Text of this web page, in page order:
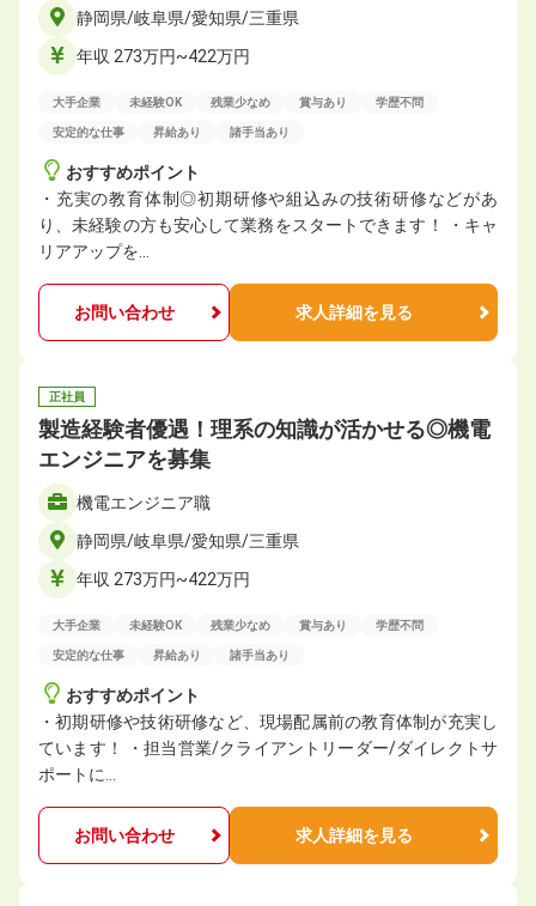
静岡県/岐阜県/愛知県/三重県
年収 273万円~422万円
大手企業 未経験OK 残業少なめ 賞与あり 学歴不問
安定的な仕事 昇給あり 諸手当あり
おすすめポイント
・充実の教育体制◎初期研修や組込みの技術研修などがあ
り、未経験の方も安心して業務をスタートできます！ ・キャ
リアアップを…
お問い合わせ 求人詳細を見る
正社員
製造経験者優遇！理系の知識が活かせる◎機電
エンジニアを募集
機電エンジニア職
静岡県/岐阜県/愛知県/三重県
年収 273万円~422万円
大手企業 未経験OK 残業少なめ 賞与あり 学歴不問
安定的な仕事 昇給あり 諸手当あり
おすすめポイント
・初期研修や技術研修など、現場配属前の教育体制が充実し
ています！ ・担当営業/クライアントリーダー/ダイレクトサ
ポートに…
お問い合わせ 求人詳細を見る